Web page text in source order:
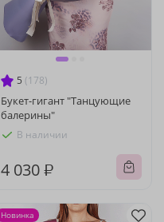
5 (178)
Букет-гигант "Танцующие
балерины"
В наличии
4 030 ₽
Новинка